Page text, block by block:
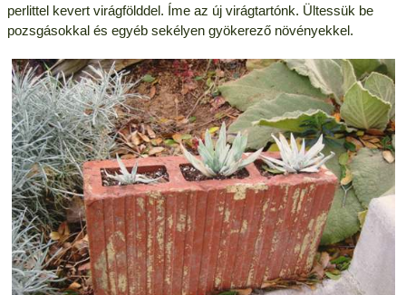
perlittel kevert virágfölddel. Íme az új virágtartónk. Ültessük be
pozsgásokkal és egyéb sekélyen gyökerező növényekkel.